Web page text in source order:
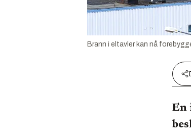
Brann i eltavler kan nå
En